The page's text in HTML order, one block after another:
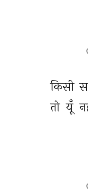
किसी
तो यूँ